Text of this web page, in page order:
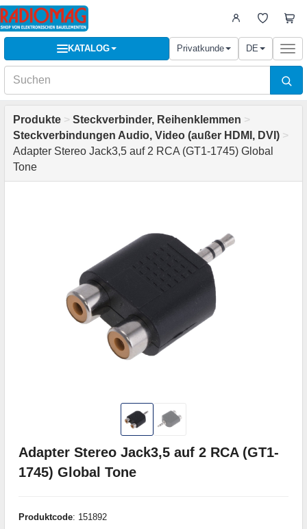
KATALOG Privatkunde DE
Produkte > Steckverbinder, Reihenklemmen >
Steckverbindungen Audio, Video (außer HDMI, DVI) >
Adapter Stereo Jack3,5 auf 2 RCA (GT1-1745) Global
Tone
Adapter Stereo Jack3,5 auf 2 RCA (GT1-
1745) Global Tone
Produktcode: 151892